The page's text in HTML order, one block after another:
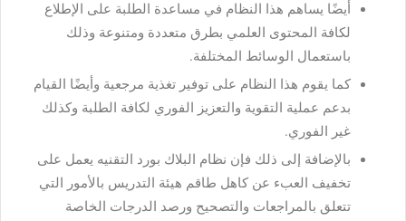
أيضًا يساهم هذا النظام في مساعدة الطلبة على الإطلاع
لكافة المحتوى العلمي بطرق متعددة ومتنوعة وذلك
باستعمال الوسائط المختلفة.
كما يقوم هذا النظام على توفير تغذية مرجعية وأيضًا القيام
بدعم عملية التقوية والتعزيز الفوري لكافة الطلبة وكذلك
غير الفوري.
بالإضافة إلى ذلك فإن نظام البلاك بورد التقنيه يعمل على
تخفيف العبء عن كاهل طاقم هيئة التدريس بالأمور التي
تتعلق بالمراجعات والتصحيح ورصد الدرجات الخاصة